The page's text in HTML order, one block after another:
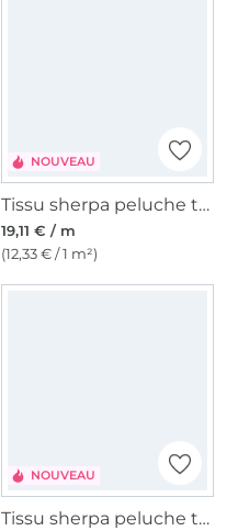
NOUVEAU
Tissu sherpa peluche teddy In Love with Leo, orange
19,11 € / m
(12,33 € / 1 m²)
NOUVEAU
Tissu sherpa peluche teddy Paisley Flowers, bleu pétrole